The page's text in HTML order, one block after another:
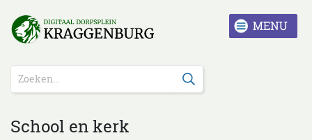
School en kerk